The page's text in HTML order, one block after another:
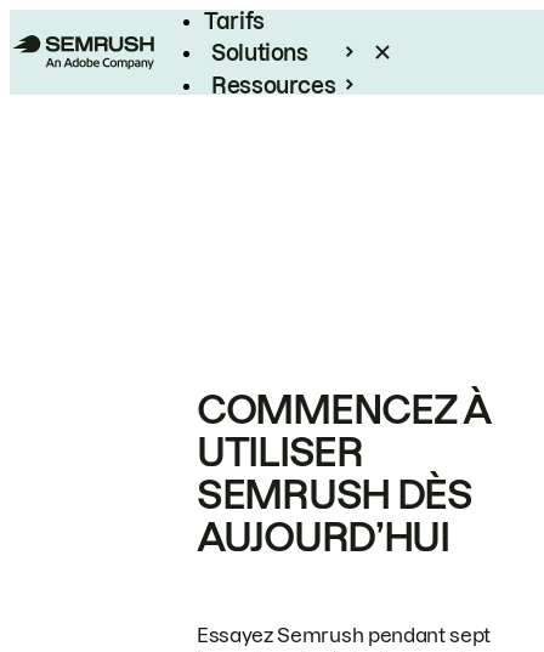
Tarifs
Solutions
Ressources
COMMENCEZ À
UTILISER
SEMRUSH DÈS
AUJOURD’HUI
Essayez Semrush pendant sept